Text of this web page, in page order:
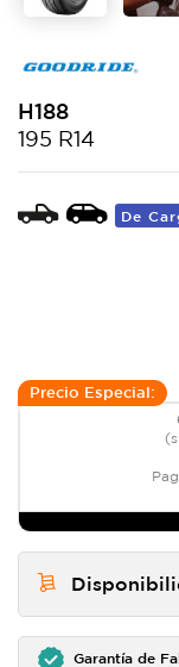
H188
195 R14
De
Precio Especial:
Garantía de